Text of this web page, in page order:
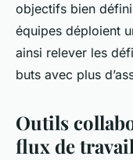
objectifs bien
équipes déploient
ainsi relever les
buts avec plus
Outils
flux de travail